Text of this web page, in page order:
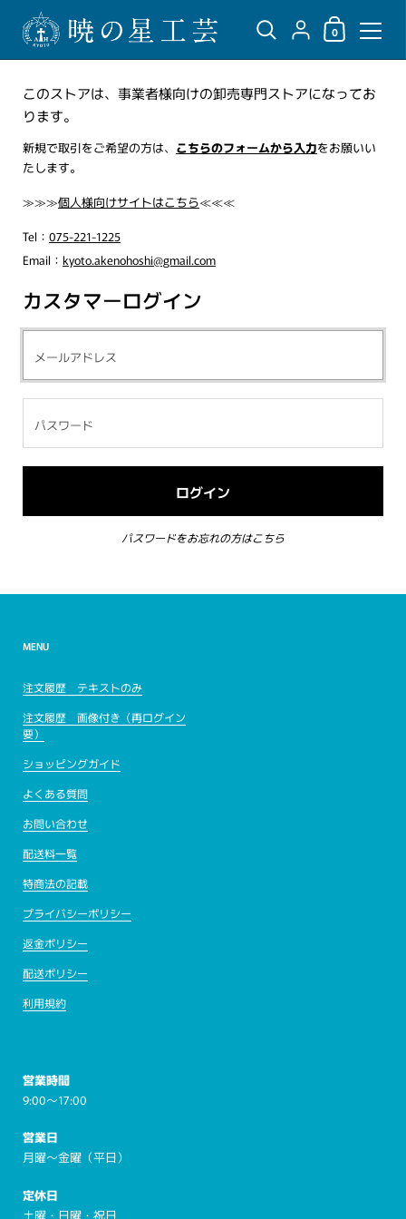
{"title"=>"アカウン
ショッピング
0
このストアは、事業者様向けの卸売専門ストアになってお
ります。
新規で取引をご希望の方は、 こちらのフォームから入力をお願いい
たします。
≫≫≫個人様向けサイトはこちら≪≪≪
Tel： 075-221-1225
Email： kyoto.akenohoshi@gmail.com
カスタマーログイン
パスワードをお忘れの方はこちら
MENU
注文履歴 テキストのみ
注文履歴 画像付き（再ログイン
要）
ショッピングガイド
よくある質問
お問い合わせ
配送料一覧
特商法の記載
プライバシーポリシー
返金ポリシー
配送ポリシー
利用規約
営業時間
9:00～17:00
営業日
月曜～金曜（平日）
定休日
土曜・日曜・祝日